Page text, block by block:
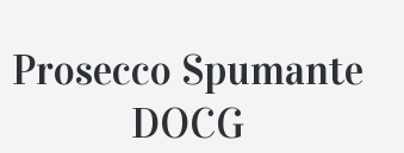
Prosecco Spumante
DOCG